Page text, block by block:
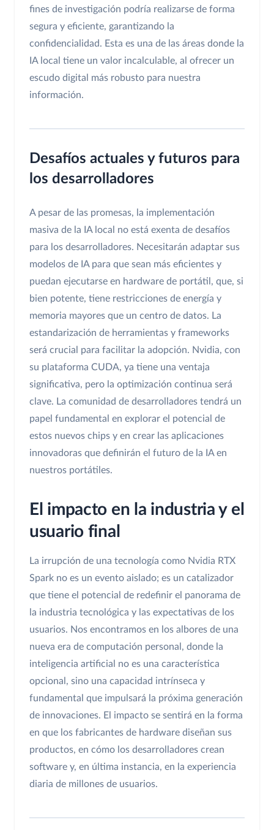
fines de investigación podría realizarse de forma
segura y eficiente, garantizando la
confidencialidad. Esta es una de las áreas donde la
IA local tiene un valor incalculable, al ofrecer un
escudo digital más robusto para nuestra
información.
Desafíos actuales y futuros para
los desarrolladores
A pesar de las promesas, la implementación
masiva de la IA local no está exenta de desafíos
para los desarrolladores. Necesitarán adaptar sus
modelos de IA para que sean más eficientes y
puedan ejecutarse en hardware de portátil, que, si
bien potente, tiene restricciones de energía y
memoria mayores que un centro de datos. La
estandarización de herramientas y frameworks
será crucial para facilitar la adopción. Nvidia, con
su plataforma CUDA, ya tiene una ventaja
significativa, pero la optimización continua será
clave. La comunidad de desarrolladores tendrá un
papel fundamental en explorar el potencial de
estos nuevos chips y en crear las aplicaciones
innovadoras que definirán el futuro de la IA en
nuestros portátiles.
El impacto en la industria y el
usuario final
La irrupción de una tecnología como Nvidia RTX
Spark no es un evento aislado; es un catalizador
que tiene el potencial de redefinir el panorama de
la industria tecnológica y las expectativas de los
usuarios. Nos encontramos en los albores de una
nueva era de computación personal, donde la
inteligencia artificial no es una característica
opcional, sino una capacidad intrínseca y
fundamental que impulsará la próxima generación
de innovaciones. El impacto se sentirá en la forma
en que los fabricantes de hardware diseñan sus
productos, en cómo los desarrolladores crean
software y, en última instancia, en la experiencia
diaria de millones de usuarios.